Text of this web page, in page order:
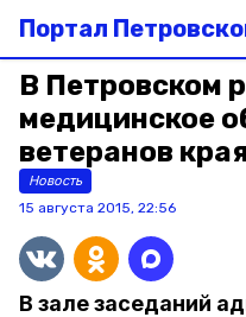
Портал
В Петровском
медицинское
ветеранов
Новость
15 августа 2015, 22:56
В зале заседаний